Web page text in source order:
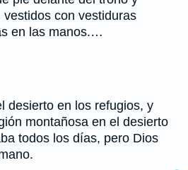
con vestiduras
en las manos.…
desierto en los refugios, y
montañosa en el desierto
todos los días, pero Dios